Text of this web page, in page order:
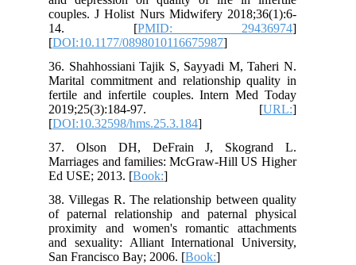
couples. J Holist Nurs Midwifery 2018;36(1):6-
14. [PMID: 29436974
[DOI:10.1177/0898010116675987
36. Shahhossiani Tajik S, Sayyadi M, Taheri N.
Marital commitment and relationship quality in
fertile and infertile couples. Intern Med Today
2019;25(3):184-97. [URL:
[DOI:10.32598/hms.25.3.184
37. Olson DH, DeFrain J, Skogrand L.
Marriages and families: McGraw-Hill US Higher
Ed USE; 2013. [Book:
38. Villegas R. The relationship between quality
of paternal relationship and paternal physical
proximity and women's romantic attachments
and sexuality: Alliant International University,
San Francisco Bay; 2006. [Book: